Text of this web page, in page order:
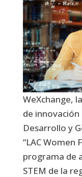
WeXchange,
de
Desarrollo y
“LAC Women
programa de
STEM de la